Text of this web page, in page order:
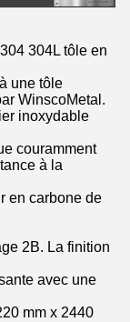
304L tôle en
une tôle
WinscoMetal.
inoxydable
couramment
à la
en carbone de
2B. La finition
avec une
mm x 2440